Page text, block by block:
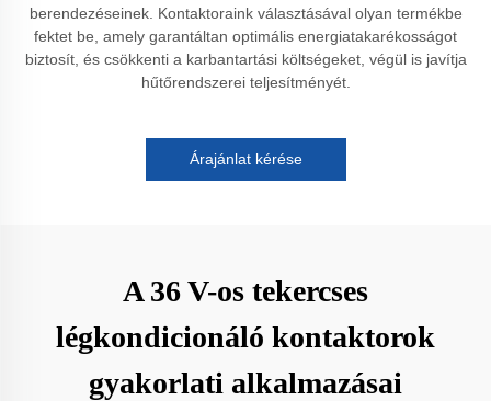
berendezéseinek. Kontaktoraink választásával olyan termékbe
fektet be, amely garantáltan optimális energiatakarékosságot
biztosít, és csökkenti a karbantartási költségeket, végül is javítja
hűtőrendszerei teljesítményét.
Árajánlat kérése
A 36 V-os tekercses
légkondicionáló kontaktorok
gyakorlati alkalmazásai